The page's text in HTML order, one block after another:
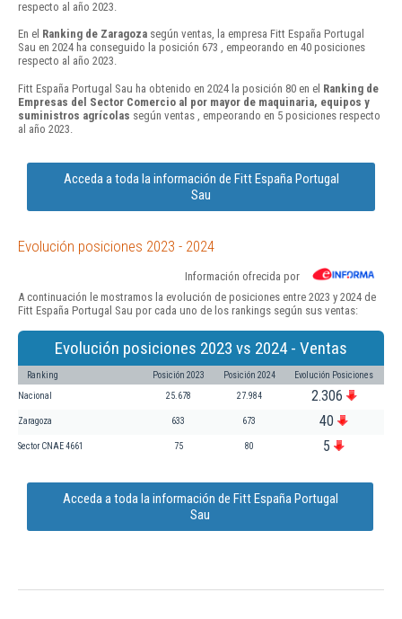
respecto al año 2023.
En el Ranking de Zaragoza según ventas, la empresa Fitt España Portugal
Sau en 2024 ha conseguido la posición 673 , empeorando en 40 posiciones
respecto al año 2023.
Fitt España Portugal Sau ha obtenido en 2024 la posición 80 en el Ranking de
Empresas del Sector Comercio al por mayor de maquinaria, equipos y
suministros agrícolas según ventas , empeorando en 5 posiciones respecto
al año 2023.
Acceda a toda la información de Fitt España Portugal
Sau
Evolución posiciones 2023 - 2024
Información ofrecida por
A continuación le mostramos la evolución de posiciones entre 2023 y 2024 de
Fitt España Portugal Sau por cada uno de los rankings según sus ventas:
Evolución posiciones 2023 vs 2024 - Ventas
Ranking Posición 2023 Posición 2024 Evolución Posiciones
Nacional 25.678 27.984 2.306
Zaragoza 633 673 40
Sector CNAE 4661 75 80 5
Acceda a toda la información de Fitt España Portugal
Sau